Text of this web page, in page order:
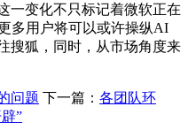
一变化不只标记着微软正在
多用户将可以或许操纵AI
搜狐，同时，从市场角度来
问题 下一篇： 各团队环
”